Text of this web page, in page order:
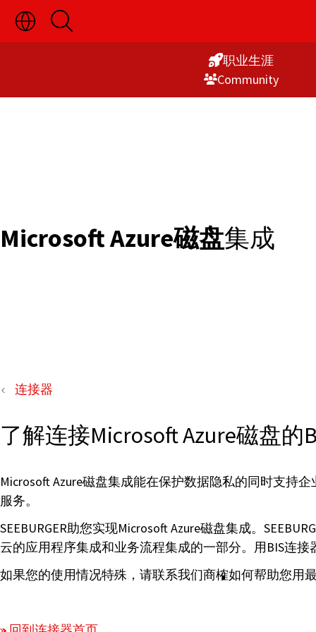
Skip
to
切
换
语
显
开
启
搜
职业生涯
Commu­nity
Microsoft Azure磁盘集成
连接器
了解连接Microsoft Azure磁盘的
Microsoft Azure磁盘集成能在保护数据隐私的同时支持
服务。
SEEBURGER助您实现Microsoft Azure磁盘集成。
云的应用程序集成和业务流程集成的一部分。用BIS连
如果您的使用情况特殊，请联系我们商榷如何帮助您用